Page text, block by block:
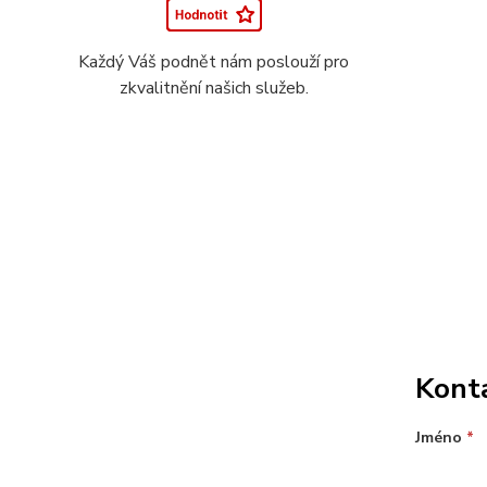
Každý Váš podnět nám poslouží pro
zkvalitnění našich služeb.
Jméno *